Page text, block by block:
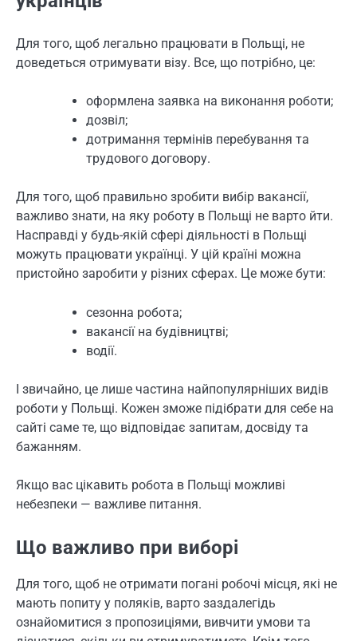
Для того, щоб легально працювати в Польщі, не
доведеться отримувати візу. Все, що потрібно, це:
оформлена заявка на виконання роботи;
дозвіл;
дотримання термінів перебування та
трудового договору.
Для того, щоб правильно зробити вибір вакансії,
важливо знати, на яку роботу в Польщі не варто йти.
Насправді у будь-якій сфері діяльності в Польщі
можуть працювати українці. У цій країні можна
пристойно заробити у різних сферах. Це може бути:
сезонна робота;
вакансії на будівництві;
водії.
І звичайно, це лише частина найпопулярніших видів
роботи у Польщі. Кожен зможе підібрати для себе на
сайті саме те, що відповідає запитам, досвіду та
бажанням.
Якщо вас цікавить робота в Польщі можливі
небезпеки — важливе питання.
Що важливо при виборі
Для того, щоб не отримати погані робочі місця, які не
мають попиту у поляків, варто заздалегідь
ознайомитися з пропозиціями, вивчити умови та